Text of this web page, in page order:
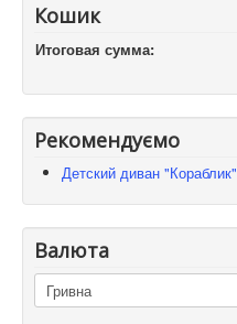
Кошик
Итоговая сумма:
Рекомендуємо
Детский диван "Кораблик"
Валюта